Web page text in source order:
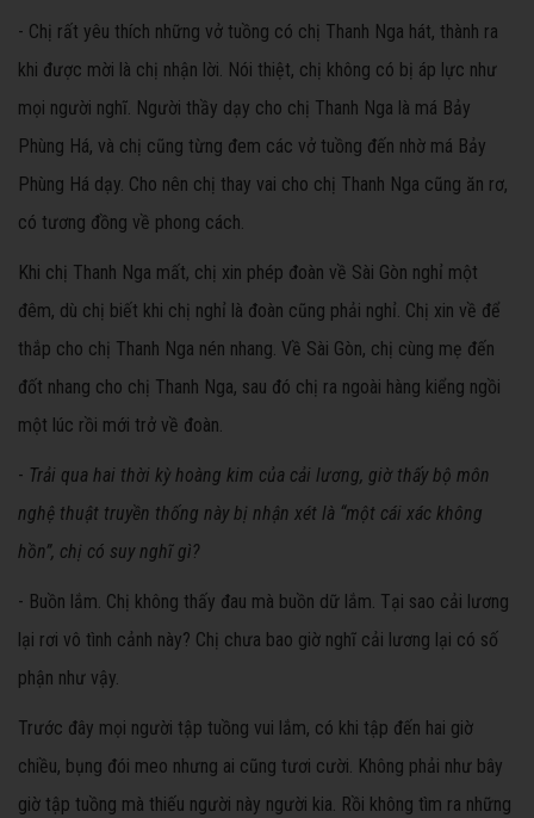
- Chị rất yêu thích những vở tuồng có chị Thanh Nga hát, thành ra
khi được mời là chị nhận lời. Nói thiệt, chị không có bị áp lực như
mọi người nghĩ. Người thầy dạy cho chị Thanh Nga là má Bảy
Phùng Há, và chị cũng từng đem các vở tuồng đến nhờ má Bảy
Phùng Há dạy. Cho nên chị thay vai cho chị Thanh Nga cũng ăn rơ,
có tương đồng về phong cách.
Khi chị Thanh Nga mất, chị xin phép đoàn về Sài Gòn nghỉ một
đêm, dù chị biết khi chị nghỉ là đoàn cũng phải nghỉ. Chị xin về để
thắp cho chị Thanh Nga nén nhang. Về Sài Gòn, chị cùng mẹ đến
đốt nhang cho chị Thanh Nga, sau đó chị ra ngoài hàng kiểng ngồi
một lúc rồi mới trở về đoàn.
- Trải qua hai thời kỳ hoàng kim của cải lương, giờ thấy bộ môn
nghệ thuật truyền thống này bị nhận xét là “một cái xác không
hồn”, chị có suy nghĩ gì?
- Buồn lắm. Chị không thấy đau mà buồn dữ lắm. Tại sao cải lương
lại rơi vô tình cảnh này? Chị chưa bao giờ nghĩ cải lương lại có số
phận như vậy.
Trước đây mọi người tập tuồng vui lắm, có khi tập đến hai giờ
chiều, bụng đói meo nhưng ai cũng tươi cười. Không phải như bây
giờ tập tuồng mà thiếu người này người kia. Rồi không tìm ra những